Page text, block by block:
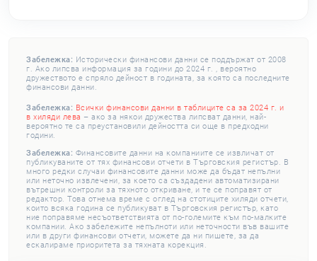
Забележка: Исторически финансови данни се поддържат от 2008
г. Ако липсва информация за години до 2024 г. , вероятно
дружеството е спряло дейност в годината, за която са последните
финансови данни.
Забележка: Всички финансови данни в таблиците са за 2024 г. и
в хиляди лева – ако за някои дружества липсват данни, най-
вероятно те са преустановили дейността си още в предходни
години.
Забележка: Финансовите данни на компаниите се извличат от
публикуваните от тях финансови отчети в Търговския регистър. В
много редки случаи финансовите данни може да бъдат непълни
или неточно извлечени, за което са създадени автоматизирани
вътрешни контроли за тяхното откриване, и те се поправят от
редактор. Това отнема време с оглед на стотиците хиляди отчети,
които всяка година се публикуват в Търговския регистър, като
ние поправяме несъответствията от по-големите към по-малките
компании. Ако забележите непълноти или неточности във вашите
или в други финансови отчети, можете да ни пишете, за да
ескалираме приоритета за тяхната корекция.